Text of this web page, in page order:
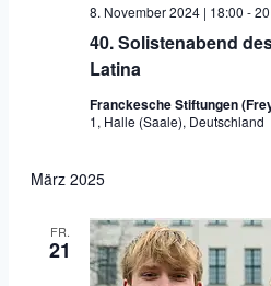
40. Solistenabend
Latina
8. November 2024 | 18:00 -
Franckesche Stiftungen
1, Halle (Saale), Deutschland
März 2025
FR.
21